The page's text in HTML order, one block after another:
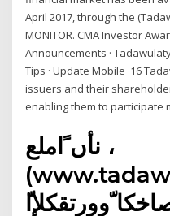
April 2017, through the
MONITOR. CMA Investor
Announcements ·
Tips · Update Mobile 16
issuers and their
enabling them to participate
نأں ًاملع ،